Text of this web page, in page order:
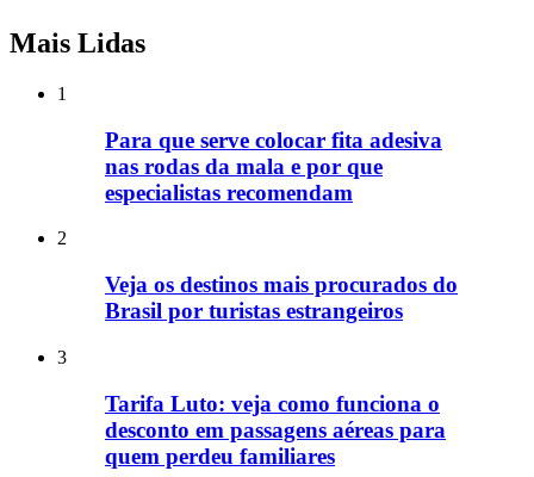
Mais Lidas
1
Para que serve colocar fita adesiva
nas rodas da mala e por que
especialistas recomendam
2
Veja os destinos mais procurados do
Brasil por turistas estrangeiros
3
Tarifa Luto: veja como funciona o
desconto em passagens aéreas para
quem perdeu familiares